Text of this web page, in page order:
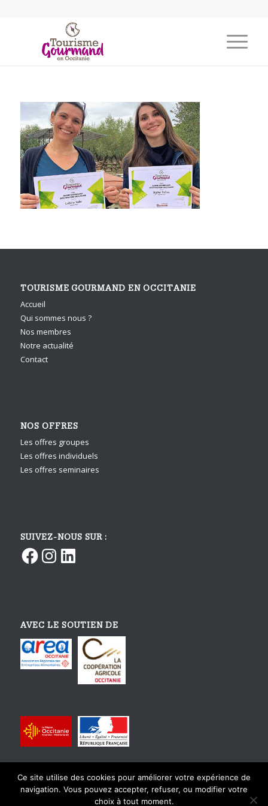
TOURISME GOURMAND EN OCCITANIE
Accueil
Qui sommes nous ?
Nos membres
Notre actualité
Contact
NOS OFFRES
Les offres groupes
Les offres individuels
Les offres seminaires
SUIVEZ-NOUS SUR :
FacebookInstagram
LinkedIn
AVEC LE SOUTIEN DE
Ce site utilise des cookies pour améliorer votre expérience de
navigation. Vous pouvez accepter, refuser, ou modifier votre
choix à tout moment.